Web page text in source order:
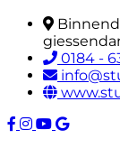
0184 -